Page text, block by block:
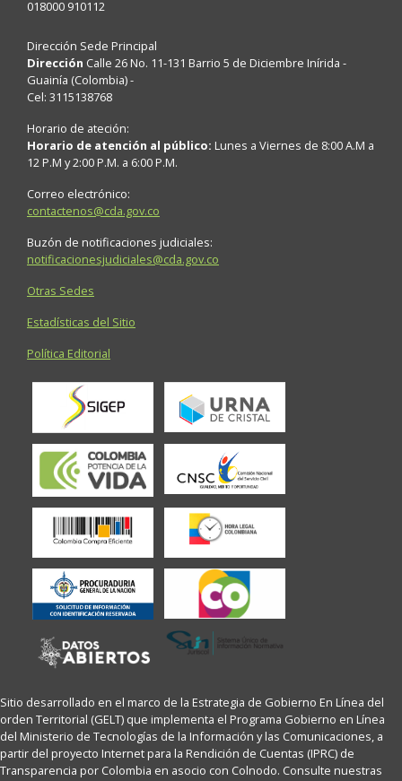
018000 910112
Dirección Sede Principal
Dirección Calle 26 No. 11-131 Barrio 5 de Diciembre Inírida -
Guainía (Colombia) -
Cel: 3115138768
Horario de ateción:
Horario de atención al público: Lunes a Viernes de 8:00 A.M a
12 P.M y 2:00 P.M. a 6:00 P.M.
Correo electrónico:
contactenos@cda.gov.co
Buzón de notificaciones judiciales:
notificacionesjudiciales@cda.gov.co
Otras Sedes
Estadísticas del Sitio
Política Editorial
Sitio desarrollado en el marco de la Estrategia de Gobierno En Línea del
orden Territorial (GELT) que implementa el Programa Gobierno en Línea
del Ministerio de Tecnologías de la Información y las Comunicaciones, a
partir del proyecto Internet para la Rendición de Cuentas (IPRC) de
Transparencia por Colombia en asocio con Colnodo. Consulte nuestras